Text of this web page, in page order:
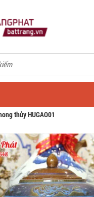
thủy HUGAO01